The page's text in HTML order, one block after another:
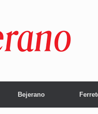
Bejerano